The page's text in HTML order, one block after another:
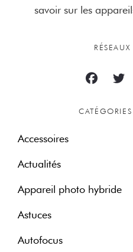
savoir sur les
Accessoires
Actualités
Appareil photo hybride
Astuces
Autofocus